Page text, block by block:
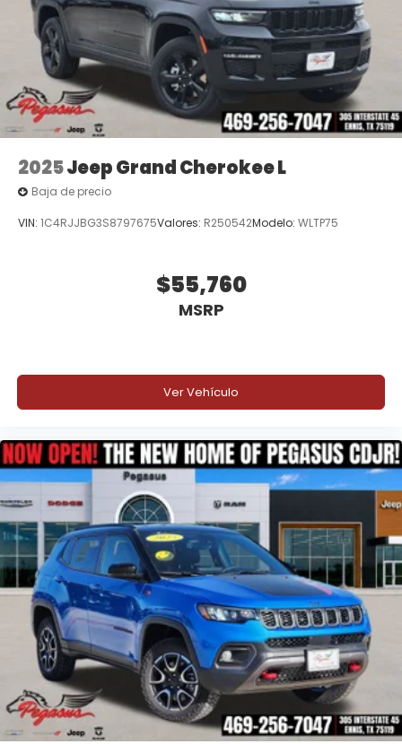
2025Jeep Grand Cherokee L
Baja de precio
VIN: 1C4RJJBG3S8797675Valores: R250542Modelo: WLTP75
$55,760
MSRP
Ver Vehículo